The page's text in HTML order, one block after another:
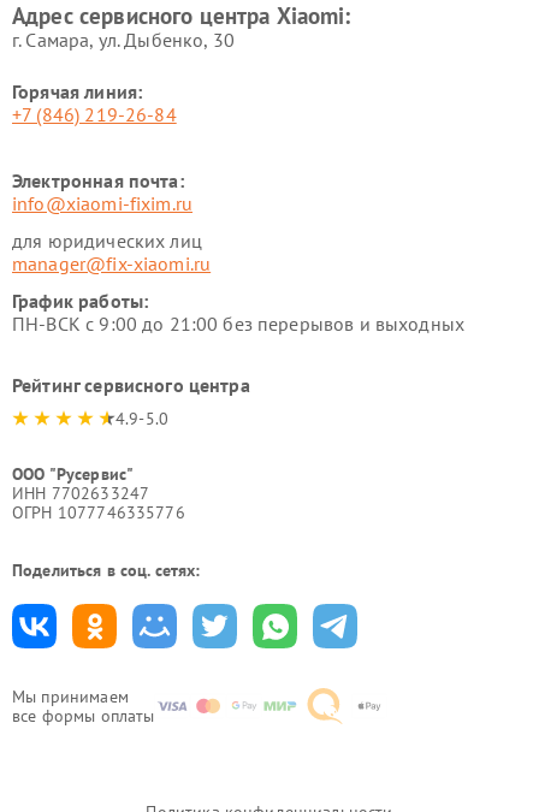
Мы принимаем
все формы оплаты
Адрес сервисного центра Xiaomi:
г. Самара, ул. Дыбенко, 30
Горячая линия:
+7 (846) 219-26-84
Электронная почта:
info@xiaomi-fixim.ru
для юридических лиц
manager@fix-xiaomi.ru
График работы:
ПН-ВСК с 9:00 до 21:00 без перерывов и выходных
Рейтинг сервисного центра
4.9-5.0
ООО "Русервис"
ИНН 7702633247
ОГРН 1077746335776
Поделиться в соц. сетях: